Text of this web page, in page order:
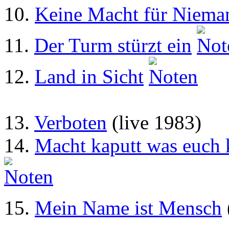
10. Keine Macht für
11. Der Turm stürzt ein
12. Land in Sicht
13. Verboten (live 1983)
14. Macht kaputt was euch
15. Mein Name ist Mensch